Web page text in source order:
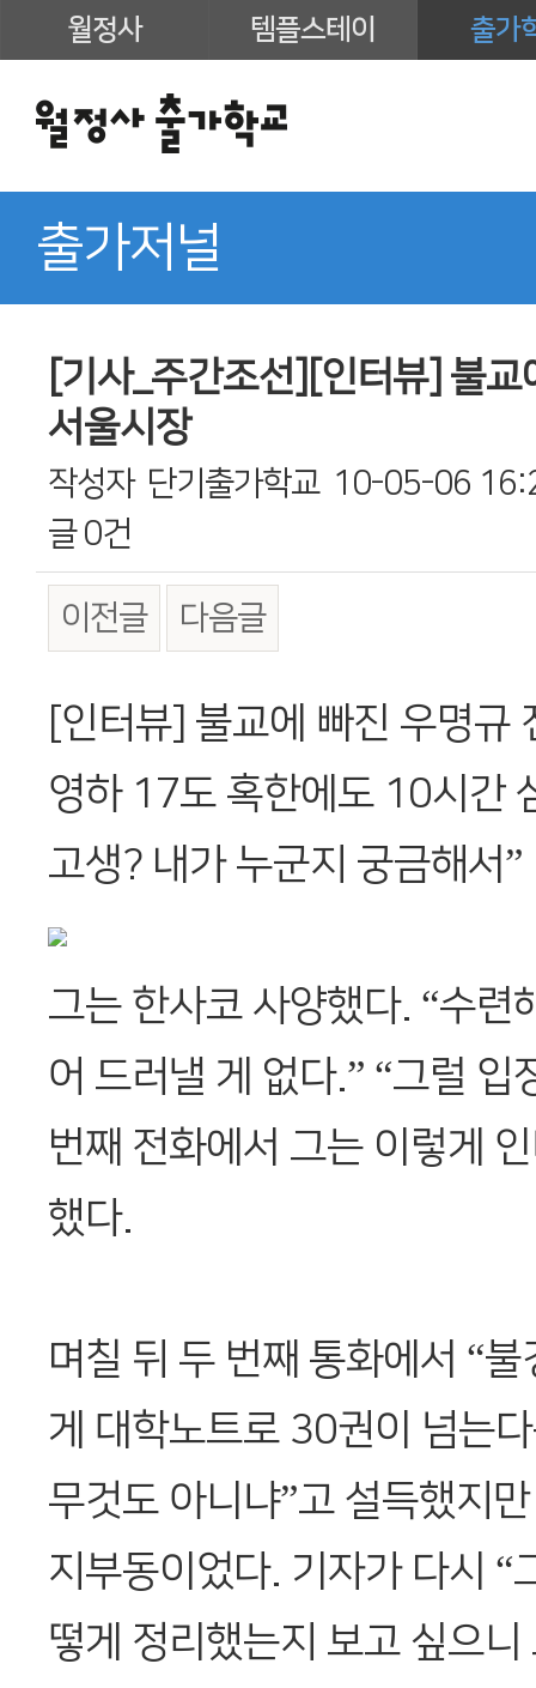
월정사 템플스테이 출가
출가저널
[기사_주간조선][인터뷰] 불교
서울시장
작성자 단기출가학교 10-05-06
글 0건
이전글 다음글
본문
[인터뷰] 불교에 빠진 우명규
영하 17도 혹한에도 10시간
고생? 내가 누군지 궁금해서”
그는 한사코 사양했다. “수련
어 드러낼 게 없다.” “그럴 입
번째 전화에서 그는 이렇게
했다.
며칠 뒤 두 번째 통화에서 “
게 대학노트로 30권이 넘는
무것도 아니냐”고 설득했지
지부동이었다. 기자가 다시 “
떻게 정리했는지 보고 싶으